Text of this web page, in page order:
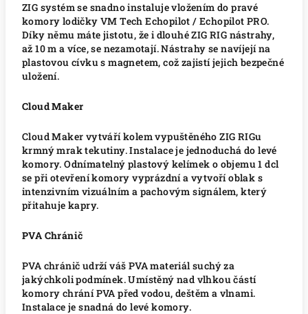
ZIG systém se snadno instaluje vložením do pravé
komory lodičky VM Tech Echopilot / Echopilot PRO.
Díky němu máte jistotu, že i dlouhé ZIG RIG nástrahy,
až 10 m a více, se nezamotají. Nástrahy se navíjejí na
plastovou cívku s magnetem, což zajistí jejich bezpečné
uložení.
Cloud Maker
Cloud Maker vytváří kolem vypuštěného ZIG RIGu
krmný mrak tekutiny. Instalace je jednoduchá do levé
komory. Odnímatelný plastový kelímek o objemu 1 dcl
se při otevření komory vyprázdní a vytvoří oblak s
intenzivním vizuálním a pachovým signálem, který
přitahuje kapry.
PVA Chránič
PVA chránič udrží váš PVA materiál suchý za
jakýchkoli podmínek. Umístěný nad vlhkou částí
komory chrání PVA před vodou, deštěm a vlnami.
Instalace je snadná do levé komory.